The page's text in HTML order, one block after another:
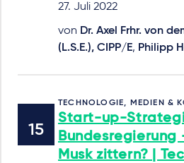
27. Juli 2022
von Dr. Axel Frhr. von
(L.S.E.), CIPP/E, Philipp
TECHNOLOGIE, MEDIEN &
Start-up-
Bundesregierung
Musk zittern? |